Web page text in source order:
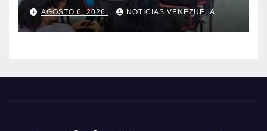
vacunación para
campamentos
AGOSTO 6, 2026 NOTICIAS VENEZUELA